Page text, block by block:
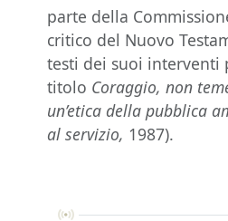
parte della
critico del Nuovo
testi dei suoi interventi
titolo Coraggio, non
un’etica della pubblica
al servizio, 1987).